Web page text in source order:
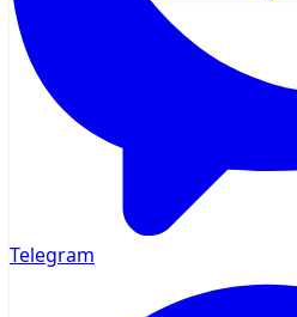
Telegram